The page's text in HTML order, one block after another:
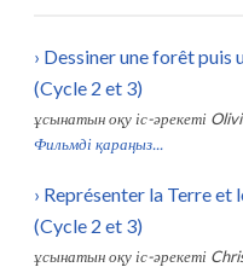
› Dessiner une forêt puis
(Cycle 2 et 3)
ұсынатын оқу іс-әрекеті
Фильмді қараңыз...
› Représenter la Terre et
(Cycle 2 et 3)
ұсынатын оқу іс-әрекеті